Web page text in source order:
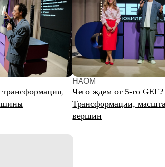
НАОМ
Чего ждем от 5-го GEF?
Трансформации, масштаба и новых
вершин